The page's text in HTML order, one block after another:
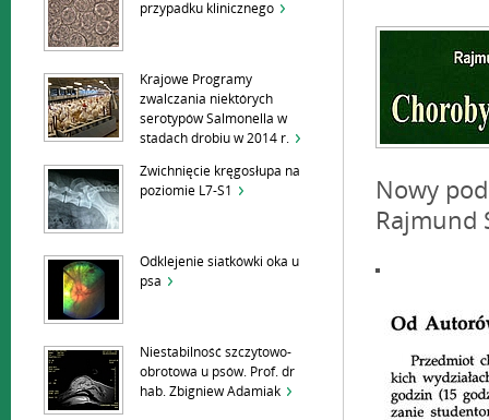
przypadku klinicznego
Krajowe Programy
zwalczania niektórych
serotypów Salmonella w
stadach drobiu w 2014 r.
Zwichnięcie kręgosłupa na
poziomie L7-S1
Odklejenie siatkówki oka u
psa
Niestabilność szczytowo-
obrotowa u psów. Prof. dr
hab. Zbigniew Adamiak
Nowy
Rajmund